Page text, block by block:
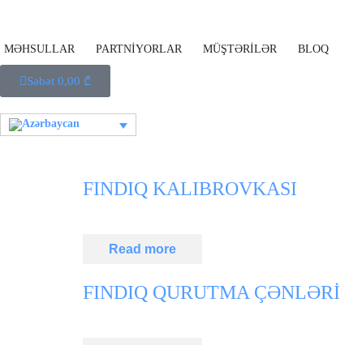
MƏHSULLAR PARTNİYORLAR MÜŞTƏRİLƏR BLOQ
Səbət 0,00 ₾
FINDIQ KALIBROVKASI
Read more
FINDIQ QURUTMA ÇƏNLƏRİ